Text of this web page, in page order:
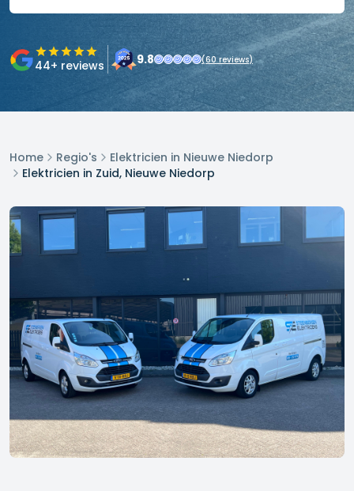
44+ reviews 9.8 (60reviews)
Home Regio's
Elektricien in Nieuwe Niedorp
Elektricien in Zuid, Nieuwe Niedorp